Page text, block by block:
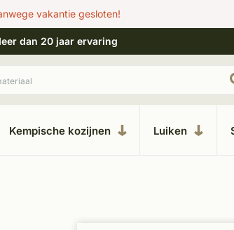
vakantie gesloten!
dan 20 jaar ervaring
Kempische kozijnen Luiken